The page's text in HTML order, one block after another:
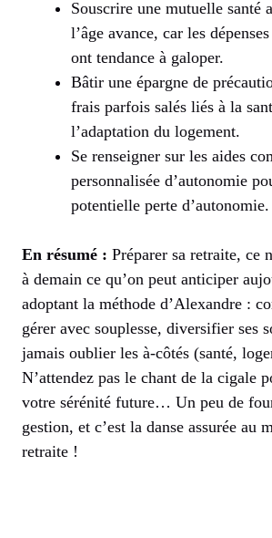
Souscrire une mutuelle santé
l’âge avance, car les
ont tendance à galoper.
Bâtir une épargne de
frais parfois salés liés à la
l’adaptation du logement.
Se renseigner sur les aides
personnalisée d’autonomie
potentielle perte d’autonomie.
En résumé : Préparer sa retraite, ce
à demain ce qu’on peut anticiper
adoptant la méthode d’Alexandre :
gérer avec souplesse, diversifier ses
jamais oublier les à-côtés (santé,
N’attendez pas le chant de la cigale
votre sérénité future… Un peu de
gestion, et c’est la danse assurée au
retraite !